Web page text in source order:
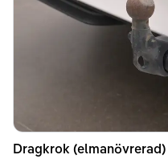
Dragkrok (elmanövrerad)